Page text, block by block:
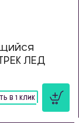
ЛЕД
В 1 КЛИК